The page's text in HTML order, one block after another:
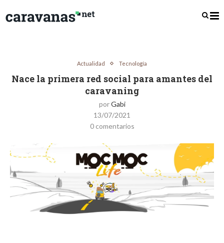
Actualidad Tecnología
Nace la primera red social para amantes del
caravaning
porGabi
13/07/2021
0 comentarios